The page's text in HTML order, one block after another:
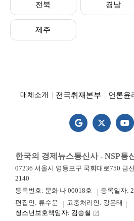
전북 경남
제주
매체소개 전국취재본부 언론윤
한국의 경제뉴스통신사 - NSP통
07236 서울시 영등포구 국회대로750 금
2140
등록번호: 문화 나 00018호
등록일자:
편집인: 류수운
고충처리인: 강은태
청소년보호책임자: 김승철 launch